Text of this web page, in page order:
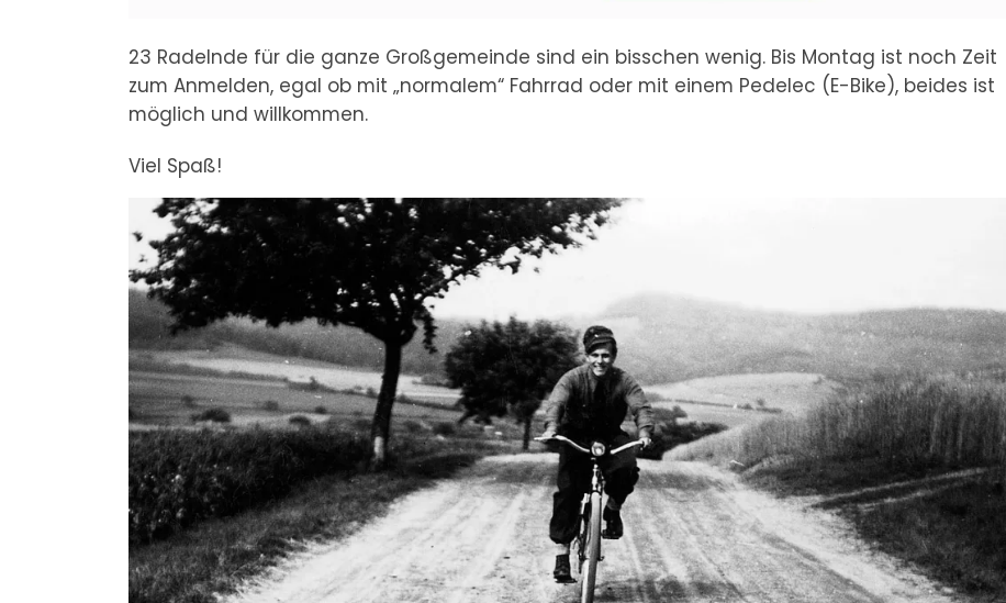
23 Radelnde für die ganze Großgemeinde sind ein bisschen wenig. Bis Montag ist noch Zeit
zum Anmelden, egal ob mit „normalem“ Fahrrad oder mit einem Pedelec (E-Bike), beides ist
möglich und willkommen.
Viel Spaß!